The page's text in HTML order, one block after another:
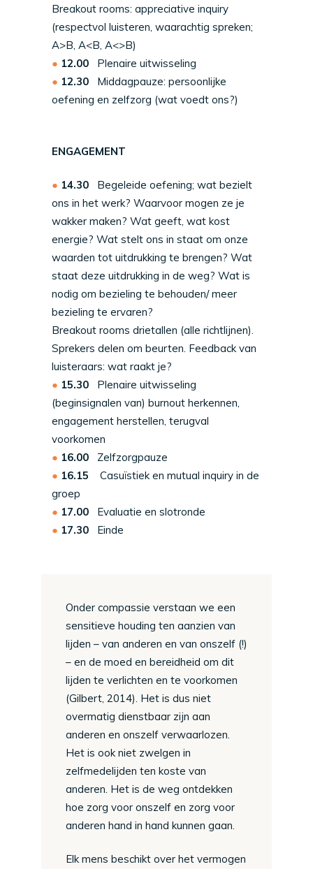
Breakout rooms: appreciative inquiry
(respectvol luisteren, waarachtig spreken;
A>B, A<B, A<>B)
12.00 Plenaire uitwisseling
12.30 Middagpauze: persoonlijke
oefening en zelfzorg (wat voedt ons?)
ENGAGEMENT
14.30 Begeleide oefening; wat bezielt
ons in het werk? Waarvoor mogen ze je
wakker maken? Wat geeft, wat kost
energie? Wat stelt ons in staat om onze
waarden tot uitdrukking te brengen? Wat
staat deze uitdrukking in de weg? Wat is
nodig om bezieling te behouden/ meer
bezieling te ervaren?
Breakout rooms drietallen (alle richtlijnen).
Sprekers delen om beurten. Feedback van
luisteraars: wat raakt je?
15.30 Plenaire uitwisseling
(beginsignalen van) burnout herkennen,
engagement herstellen, terugval
voorkomen
16.00 Zelfzorgpauze
16.15 Casuïstiek en mutual inquiry in de
groep
17.00 Evaluatie en slotronde
17.30 Einde
Onder compassie verstaan we een
sensitieve houding ten aanzien van
lijden – van anderen en van onszelf (!)
– en de moed en bereidheid om dit
lijden te verlichten en te voorkomen
(Gilbert, 2014). Het is dus niet
overmatig dienstbaar zijn aan
anderen en onszelf verwaarlozen.
Het is ook niet zwelgen in
zelfmedelijden ten koste van
anderen. Het is de weg ontdekken
hoe zorg voor onszelf en zorg voor
anderen hand in hand kunnen gaan.
Elk mens beschikt over het vermogen